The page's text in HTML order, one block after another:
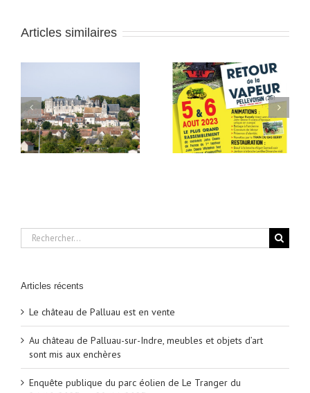
du
Valençay
Articles similaires
Fête du retour de la
vapeur à Pellevoisin le
samedi 5 et dimanche
6 aout 2023
Fête du Retour de la
Vapeur le samedi 3 et
dimanche 4 août 2019
Rechercher:
Articles récents
Le château de Palluau est en vente
Au château de Palluau-sur-Indre, meubles et objets d’art
sont mis aux enchères
Enquête publique du parc éolien de Le Tranger du